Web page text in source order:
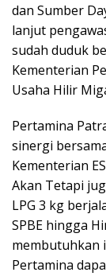
dan Sumber
lanjut
sudah duduk
Kementerian
Usaha Hilir
Pertamina
sinergi
Kementerian
Akan Tetapi
LPG 3 kg
SPBE hingga
membutuhkan
Pertamina